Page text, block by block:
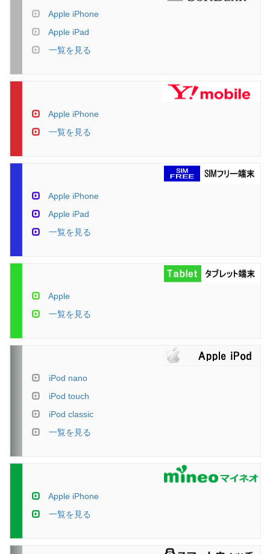
Apple iPhone
Apple iPad
一覧を見る
Apple iPhone
一覧を見る
Apple iPhone
Apple iPad
一覧を見る
Apple
一覧を見る
iPod nano
iPod touch
iPod classic
一覧を見る
Apple iPhone
一覧を見る